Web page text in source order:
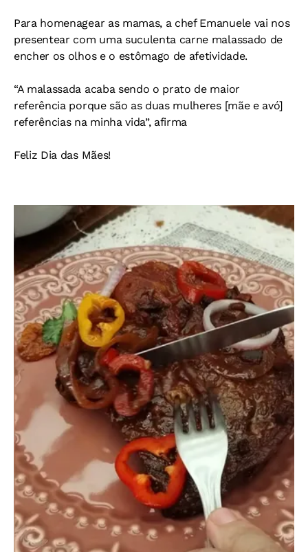
Para homenagear as mamas, a chef Emanuele vai nos
presentear com uma suculenta carne malassado de
encher os olhos e o estômago de afetividade.
“A malassada acaba sendo o prato de maior
referência porque são as duas mulheres [mãe e avó]
referências na minha vida”, afirma
Feliz Dia das Mães!